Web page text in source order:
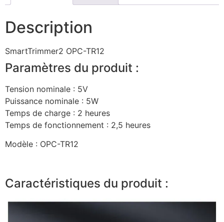
Description
SmartTrimmer2 OPC-TR12
Paramètres du produit :
Tension nominale : 5V
Puissance nominale : 5W
Temps de charge : 2 heures
Temps de fonctionnement : 2,5 heures
Modèle : OPC-TR12
Caractéristiques du produit :